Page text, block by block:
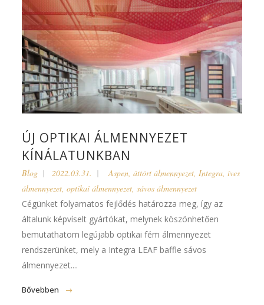
ÚJ OPTIKAI ÁLMENNYEZET
KÍNÁLATUNKBAN
Blog 2022.03.31. Aspen,áttört álmennyezet,Integra,íves
álmennyezet,optikai álmennyezet,sávos álmennyezet
Cégünket folyamatos fejlődés határozza meg, így az
általunk képvíselt gyártókat, melynek köszönhetően
bemutathatom legújabb optikai fém álmennyezet
rendszerünket, mely a Integra LEAF baffle sávos
álmennyezet....
Bővebben